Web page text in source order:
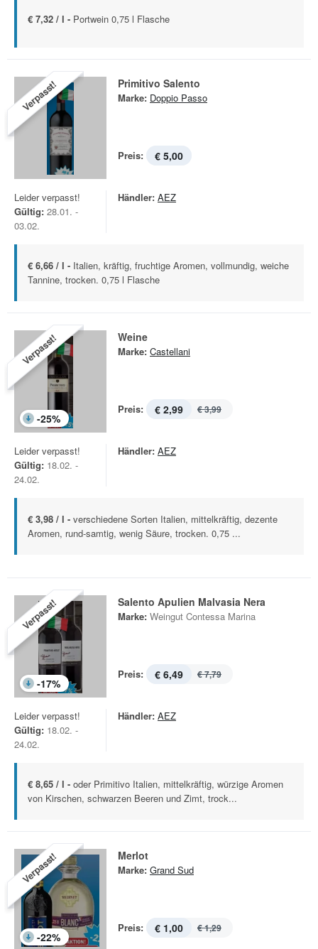
€ 7,32 / l - Portwein 0,75 l Flasche
Verpasst! Primitivo Salento
Marke: Doppio Passo
Preis: € 5,00
Leider verpasst!
Gültig: 28.01. -
03.02.
Händler: AEZ
€ 6,66 / l - Italien, kräftig, fruchtige Aromen, vollmundig, weiche
Tannine, trocken. 0,75 l Flasche
Verpasst!
-25%
Weine
Marke: Castellani
Preis: € 2,99 € 3,99
Leider verpasst!
Gültig: 18.02. -
24.02.
Händler: AEZ
€ 3,98 / l - verschiedene Sorten Italien, mittelkräftig, dezente
Aromen, rund-samtig, wenig Säure, trocken. 0,75 ...
Verpasst!
-17%
Salento Apulien Malvasia Nera
Marke: Weingut Contessa Marina
Preis: € 6,49 € 7,79
Leider verpasst!
Gültig: 18.02. -
24.02.
Händler: AEZ
€ 8,65 / l - oder Primitivo Italien, mittelkräftig, würzige Aromen
von Kirschen, schwarzen Beeren und Zimt, trock...
Verpasst!
-22%
Merlot
Marke: Grand Sud
Preis: € 1,00 € 1,29